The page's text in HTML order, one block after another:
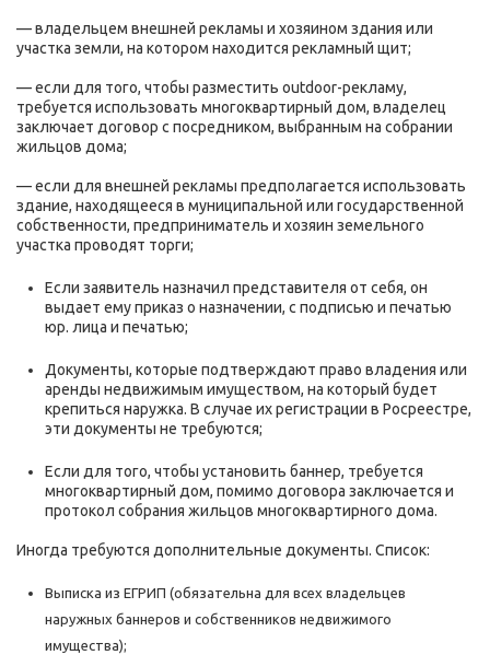
— владельцем внешней рекламы и хозяином здания или
участка земли, на котором находится рекламный щит;
— если для того, чтобы разместить outdoor-рекламу,
требуется использовать многоквартирный дом, владелец
заключает договор с посредником, выбранным на собрании
жильцов дома;
— если для внешней рекламы предполагается использовать
здание, находящееся в муниципальной или государственной
собственности, предприниматель и хозяин земельного
участка проводят торги;
Если заявитель назначил представителя от себя, он
выдает ему приказ о назначении, с подписью и печатью
юр. лица и печатью;
Документы, которые подтверждают право владения или
аренды недвижимым имуществом, на который будет
крепиться наружка. В случае их регистрации в Росреестре,
эти документы не требуются;
Если для того, чтобы установить баннер, требуется
многоквартирный дом, помимо договора заключается и
протокол собрания жильцов многоквартирного дома.
Иногда требуются дополнительные документы. Список:
Выписка из ЕГРИП (обязательна для всех владельцев
наружных баннеров и собственников недвижимого
имущества);